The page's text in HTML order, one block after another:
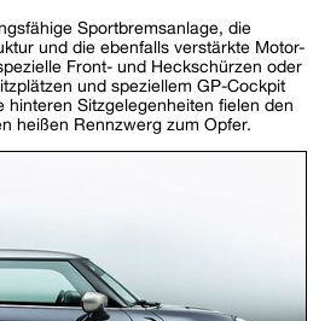
Sportbremsanlage, die
und die ebenfalls verstärkte Motor-
Front- und Heckschürzen oder
und speziellem GP-Cockpit
hinteren Sitzgelegenheiten fielen den
heißen Rennzwerg zum Opfer.